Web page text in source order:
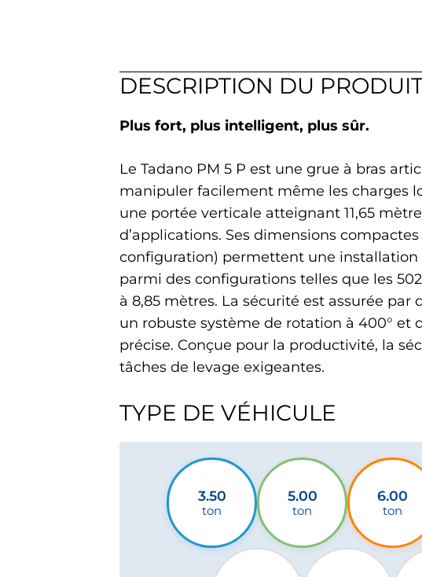
DESCRIPTION DU
Plus fort, plus intelligent, plus sûr.
Le Tadano PM 5 P est une grue à bras
manipuler facilement même les charges
une portée verticale atteignant 11,65
d’applications. Ses dimensions
configuration) permettent une installation
parmi des configurations telles que les
à 8,85 mètres. La sécurité est assurée par
un robuste système de rotation à 400°
précise. Conçue pour la productivité, la
tâches de levage exigeantes.
TYPE DE VÉHICULE
3.50
ton
5.00
ton
6.00
ton